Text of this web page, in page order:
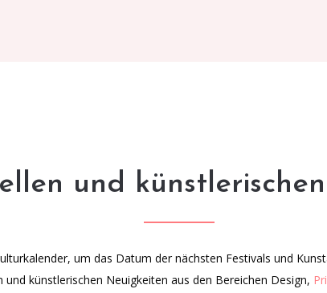
und
um das Datum der nächsten Festivals und
und künstlerischen Neuigkeiten aus den Bereichen Design,